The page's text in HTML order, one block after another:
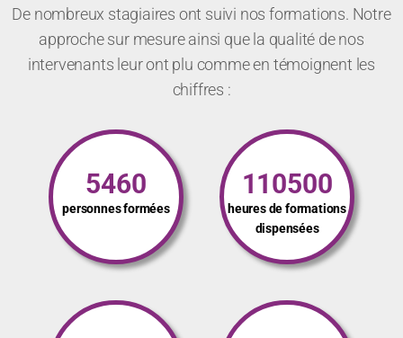
De nombreux stagiaires ont suivi nos formations. Notre
approche sur mesure ainsi que la qualité de nos
intervenants leur ont plu comme en témoignent les
chiffres :
5460
personnes formées
110500
heures de formations
dispensées